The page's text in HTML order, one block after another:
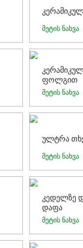
მეტის ნახვა
ფოლგით
მეტის ნახვა
ულტრა
მეტის ნახვა
კედელზე
დაფა
მეტის ნახვა